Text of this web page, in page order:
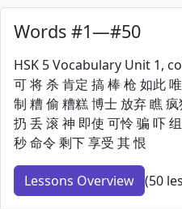
Words #1—#50
HSK 5 Vocabulary Unit 1,
可 将 杀 肯定 搞 棒 枪 如此
制 糟 偷 糟糕 博士 放弃 瞧
扔 丢 滚 神 即使 可怜 骗 吓
秒 命令 剩下 享受 其 恨
Lessons Overview (50